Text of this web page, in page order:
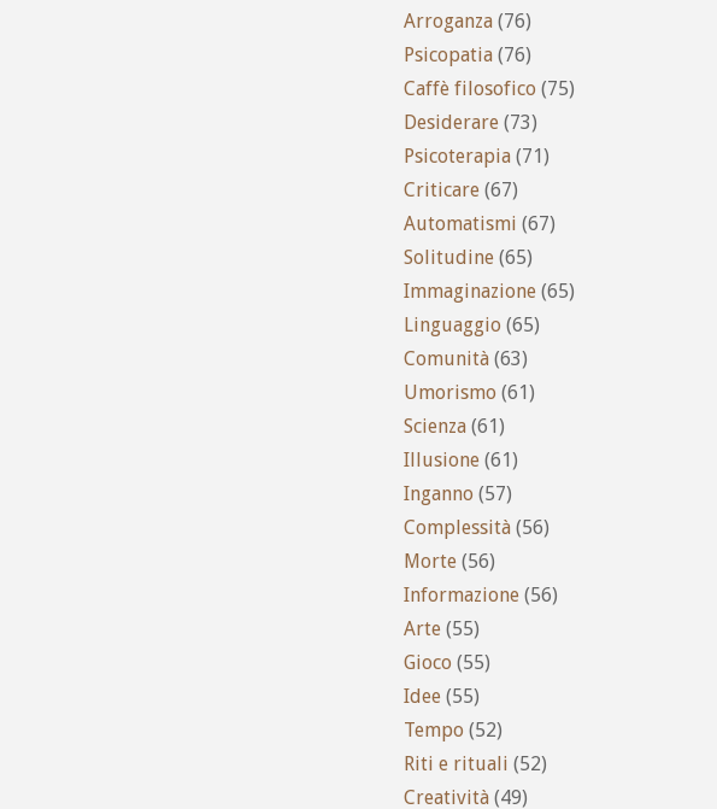
Arroganza (76)
Psicopatia (76)
Caffè filosofico (75)
Desiderare (73)
Psicoterapia (71)
Criticare (67)
Automatismi (67)
Solitudine (65)
Immaginazione (65)
Linguaggio (65)
Comunità (63)
Umorismo (61)
Scienza (61)
Illusione (61)
Inganno (57)
Complessità (56)
Morte (56)
Informazione (56)
Arte (55)
Gioco (55)
Idee (55)
Tempo (52)
Riti e rituali (52)
Creatività (49)